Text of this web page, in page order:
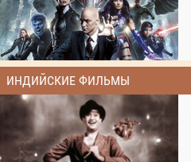
ИНДИЙСКИЕ ФИЛЬМЫ